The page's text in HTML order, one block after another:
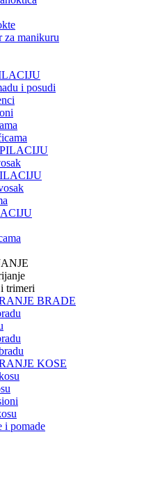
za manikuru
i posudi
trimeri
BRADE
KOSE
i pomade